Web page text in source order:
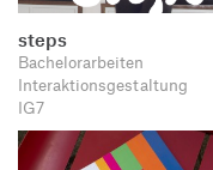
steps
Bachelorarbeiten
Interaktionsgestaltung
IG7